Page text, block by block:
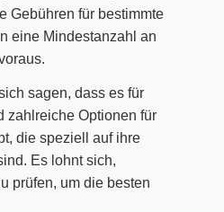
Gebühren für bestimmte
eine Mindestanzahl an
sagen, dass es für
zahlreiche Optionen für
die speziell auf ihre
Es lohnt sich,
prüfen, um die besten